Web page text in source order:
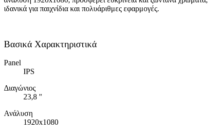
ιδανικά για παιχνίδια και πολυάριθμες εφαρμογές.
Βασικά Χαρακτηριστικά
Panel
IPS
Διαγώνιος
23,8 "
Ανάλυση
1920x1080